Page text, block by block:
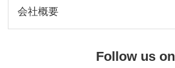
会社概要
Follow us on